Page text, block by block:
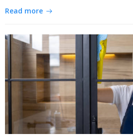
Read more